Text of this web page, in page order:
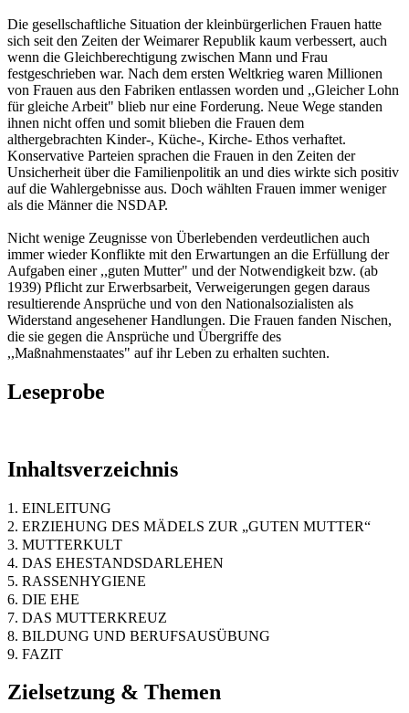
Die gesellschaftliche Situation der kleinbürgerlichen Frauen hatte
sich seit den Zeiten der Weimarer Republik kaum verbessert, auch
wenn die Gleichberechtigung zwischen Mann und Frau
festgeschrieben war. Nach dem ersten Weltkrieg waren Millionen
von Frauen aus den Fabriken entlassen worden und ,,Gleicher Lohn
für gleiche Arbeit" blieb nur eine Forderung. Neue Wege standen
ihnen nicht offen und somit blieben die Frauen dem
althergebrachten Kinder-, Küche-, Kirche- Ethos verhaftet.
Konservative Parteien sprachen die Frauen in den Zeiten der
Unsicherheit über die Familienpolitik an und dies wirkte sich positiv
auf die Wahlergebnisse aus. Doch wählten Frauen immer weniger
als die Männer die NSDAP.
Nicht wenige Zeugnisse von Überlebenden verdeutlichen auch
immer wieder Konflikte mit den Erwartungen an die Erfüllung der
Aufgaben einer ,,guten Mutter" und der Notwendigkeit bzw. (ab
1939) Pflicht zur Erwerbsarbeit, Verweigerungen gegen daraus
resultierende Ansprüche und von den Nationalsozialisten als
Widerstand angesehener Handlungen. Die Frauen fanden Nischen,
die sie gegen die Ansprüche und Übergriffe des
,,Maßnahmenstaates" auf ihr Leben zu erhalten suchten.
Leseprobe
Inhaltsverzeichnis
1. EINLEITUNG
2. ERZIEHUNG DES MÄDELS ZUR „GUTEN MUTTER“
3. MUTTERKULT
4. DAS EHESTANDSDARLEHEN
5. RASSENHYGIENE
6. DIE EHE
7. DAS MUTTERKREUZ
8. BILDUNG UND BERUFSAUSÜBUNG
9. FAZIT
Zielsetzung & Themen